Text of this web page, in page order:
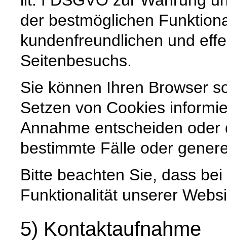
der bestmöglichen
kundenfreundlichen und
Seitenbesuchs.
Sie können Ihren Browser
Setzen von Cookies
Annahme entscheiden
bestimmte Fälle oder
Bitte beachten Sie, dass
Funktionalität unserer
5) Kontaktaufnahme